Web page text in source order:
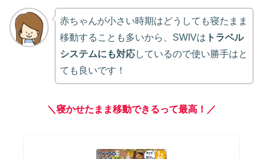
赤ちゃんが小さい時期はどうしても寝たまま
移動することも多いから、SWIVは ト ラベル
システムにも対応しているので使い勝手はと
ても良いです！
＼寝かせたまま移動できるって最高！／